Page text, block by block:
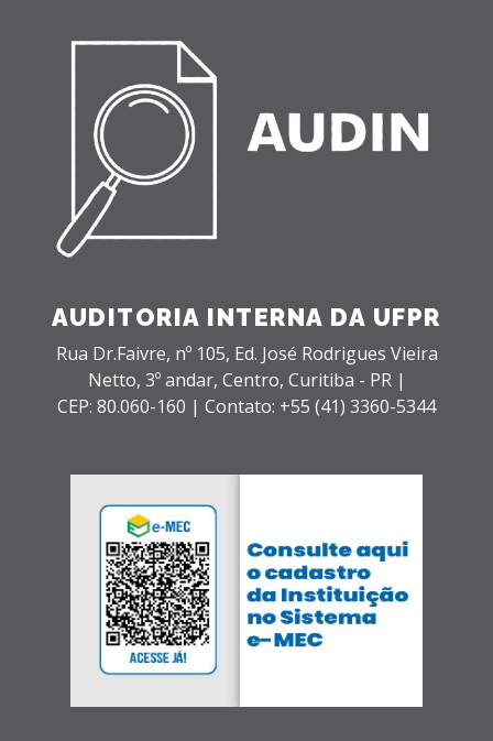
AUDITORIA INTERNA DA UFPR
Rua Dr.Faivre, nº 105, Ed. José Rodrigues Vieira
Netto, 3º andar, Centro, Curitiba - PR |
CEP: 80.060-160 | Contato: +55 (41) 3360-5344